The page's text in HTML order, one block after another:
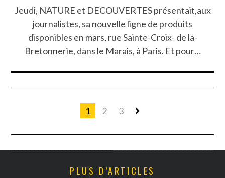
Jeudi, NATURE et DECOUVERTES présentait,aux
journalistes, sa nouvelle ligne de produits
disponibles en mars, rue Sainte-Croix- de la-
Bretonnerie, dans le Marais, à Paris. Et pour…
1 2 3
PLUS D’ARTICLES